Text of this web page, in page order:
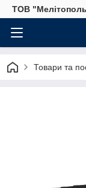
ТОВ
Товари та